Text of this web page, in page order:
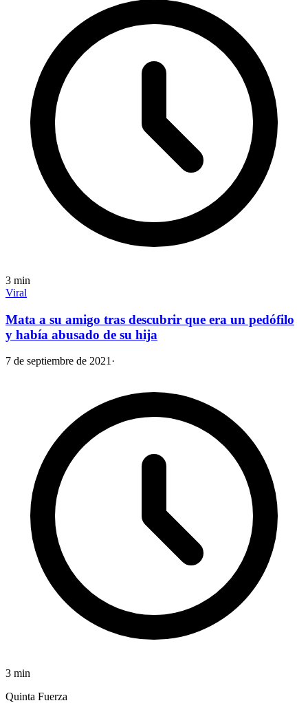
3 min
Viral
Mata a su amigo tras descubrir que era un pedófilo
y había abusado de su hija
7 de septiembre de 2021·
3 min
Quinta Fuerza